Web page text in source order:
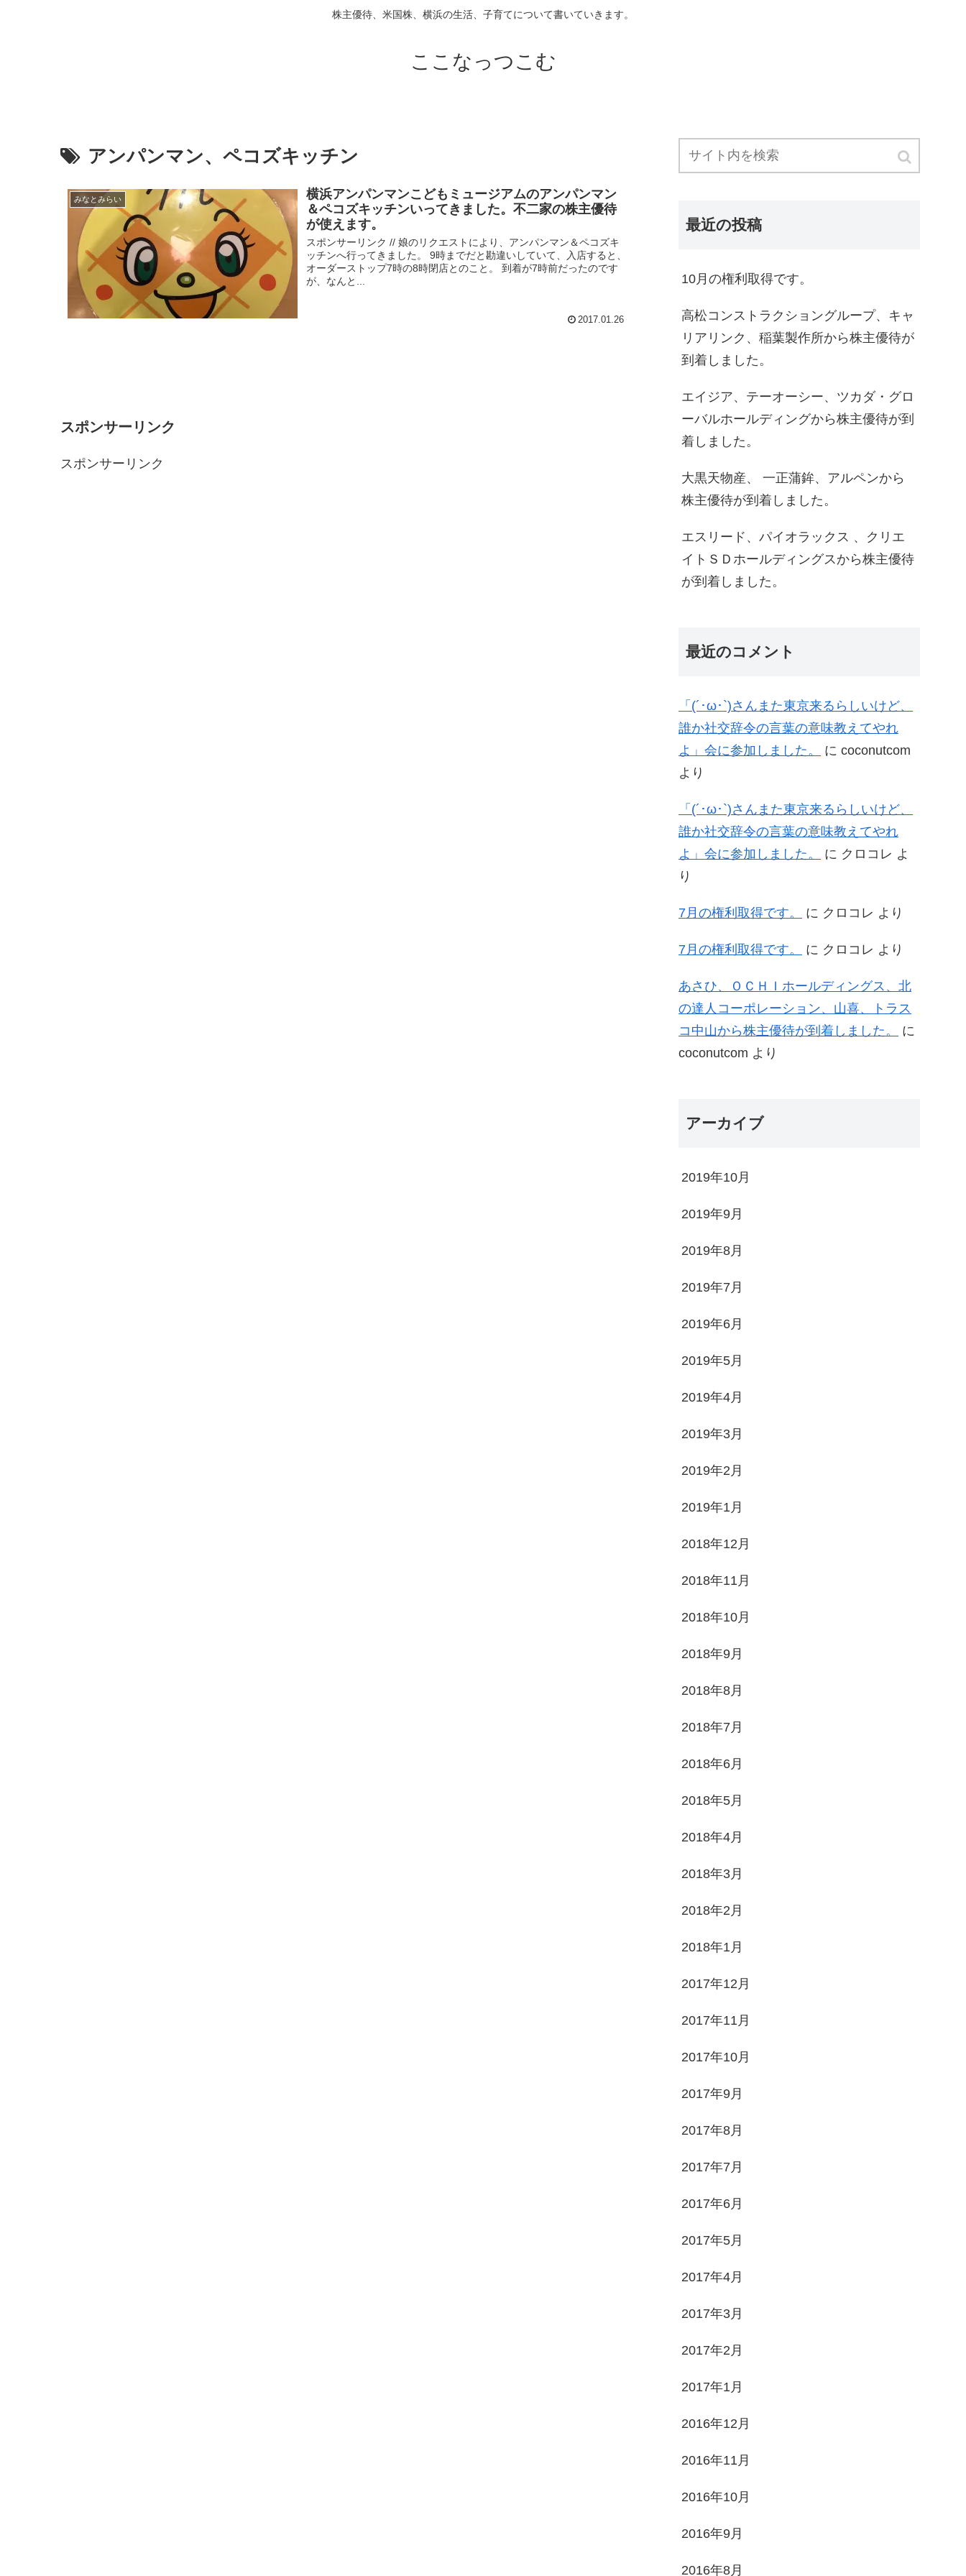
株主優待、米国株、横浜の生活、子育てについて書いていきます。
ここなっつこむ
アンパンマン、ペコズキッチン
みなとみらい
横浜アンパンマンこどもミュージアムのアンパンマン
＆ペコズキッチンいってきました。不二家の株主優待
が使えます。
スポンサーリンク // 娘のリクエストにより、アンパンマン＆ペコズキ
ッチンへ行ってきました。 9時までだと勘違いしていて、入店すると、
オーダーストップ7時の8時閉店とのこと。 到着が7時前だったのです
が、なんと...
2017.01.26
スポンサーリンク
スポンサーリンク
最近の投稿
10月の権利取得です。
高松コンストラクショングループ、キャ
リアリンク、稲葉製作所から株主優待が
到着しました。
エイジア、テーオーシー、ツカダ・グロ
ーバルホールディングから株主優待が到
着しました。
大黒天物産、 一正蒲鉾、アルペンから
株主優待が到着しました。
エスリード、パイオラックス 、クリエ
イトＳＤホールディングスから株主優待
が到着しました。
最近のコメント
「(´･ω･`)さんまた東京来るらしいけど、
誰か社交辞令の言葉の意味教えてやれ
よ」会に参加しました。
に coconutcom
より
「(´･ω･`)さんまた東京来るらしいけど、
誰か社交辞令の言葉の意味教えてやれ
よ」会に参加しました。
に クロコレ よ
り
7月の権利取得です。 に クロコレ より
7月の権利取得です。 に クロコレ より
あさひ、ＯＣＨＩホールディングス、北
の達人コーポレーション、山喜、トラス
コ中山から株主優待が到着しました。
に
coconutcom より
アーカイブ
2019年10月
2019年9月
2019年8月
2019年7月
2019年6月
2019年5月
2019年4月
2019年3月
2019年2月
2019年1月
2018年12月
2018年11月
2018年10月
2018年9月
2018年8月
2018年7月
2018年6月
2018年5月
2018年4月
2018年3月
2018年2月
2018年1月
2017年12月
2017年11月
2017年10月
2017年9月
2017年8月
2017年7月
2017年6月
2017年5月
2017年4月
2017年3月
2017年2月
2017年1月
2016年12月
2016年11月
2016年10月
2016年9月
2016年8月